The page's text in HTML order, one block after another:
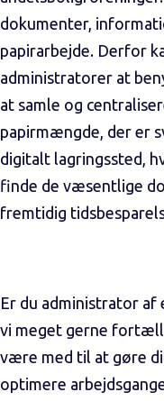
dokumenter,
papirarbejde. Derfor
administratorer at
at samle og
papirmængde, der er
digitalt lagringssted,
finde de væsentlige
fremtidig
Er du administrator
vi meget gerne
være med til at gøre
optimere